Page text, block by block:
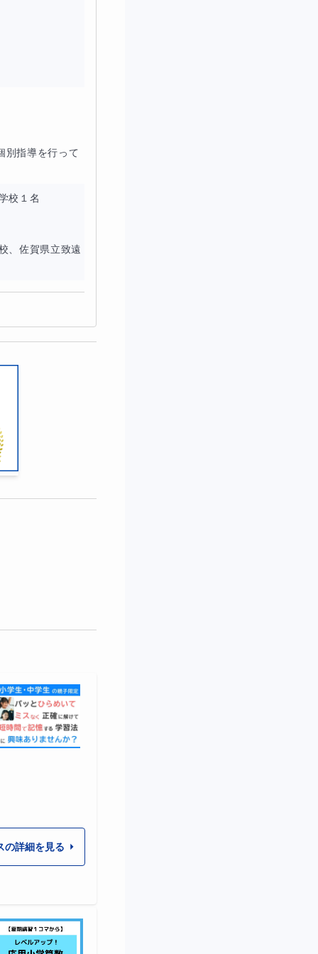
別指導を行って
校１名
、佐賀県立致遠
の詳細を見る